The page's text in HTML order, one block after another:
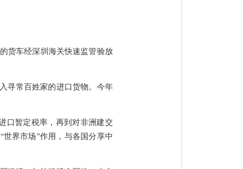
货车经深圳海关快速监管验放
寻常百姓家的进口货物。今年
口暂定税率，再到对非洲建交
界市场”作用，与各国分享中